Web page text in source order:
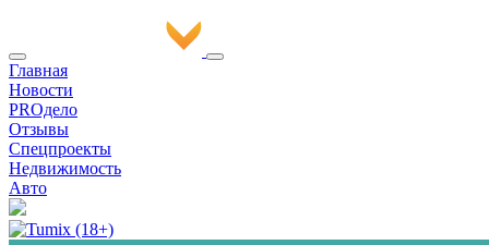
Главная
Новости
PROдело
Отзывы
Спецпроекты
Недвижимость
Авто